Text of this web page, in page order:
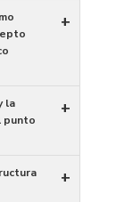
+
la
punto
+
+